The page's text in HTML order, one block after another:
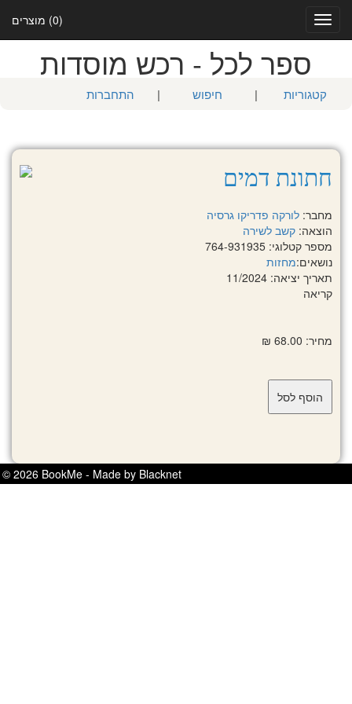
(0) מוצרים
Toggle
navigation
ספר לכל - רכש מוסדות
קטגוריות | חיפוש | התחברות
חתונת דמים
מחבר: לורקה פדריקו גרסיה
הוצאה: קשב לשירה
מספר קטלוגי: 764-931935
נושאים:מחזות
תאריך יציאה: 11/2024
קריאה
מחיר: 68.00 ₪
© 2026 BookMe - Made by Blacknet